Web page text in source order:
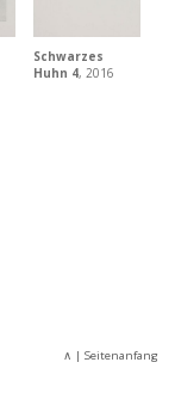
Schwarzes
Huhn 4, 2016
∧ | Seitenanfang